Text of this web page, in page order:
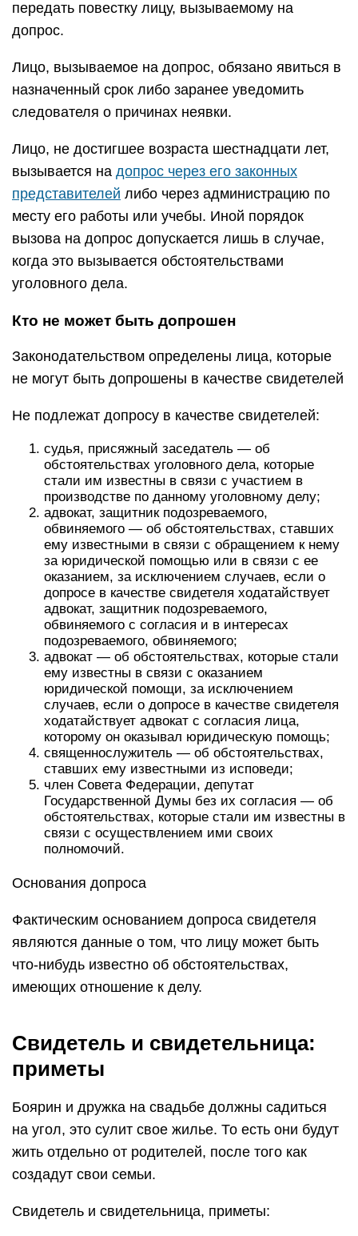
передать повестку лицу, вызываемому на
допрос.
Лицо, вызываемое на допрос, обязано явиться в
назначенный срок либо заранее уведомить
следователя о причинах неявки.
Лицо, не достигшее возраста шестнадцати лет,
вызывается на допрос через его законных
представителей либо через администрацию по
месту его работы или учебы. Иной порядок
вызова на допрос допускается лишь в случае,
когда это вызывается обстоятельствами
уголовного дела.
Кто не может быть допрошен
Законодательством определены лица, которые
не могут быть допрошены в качестве свидетелей
Не подлежат допросу в качестве свидетелей:
судья, присяжный заседатель — об
обстоятельствах уголовного дела, которые
стали им известны в связи с участием в
производстве по данному уголовному делу;
адвокат, защитник подозреваемого,
обвиняемого — об обстоятельствах, ставших
ему известными в связи с обращением к нему
за юридической помощью или в связи с ее
оказанием, за исключением случаев, если о
допросе в качестве свидетеля ходатайствует
адвокат, защитник подозреваемого,
обвиняемого с согласия и в интересах
подозреваемого, обвиняемого;
адвокат — об обстоятельствах, которые стали
ему известны в связи с оказанием
юридической помощи, за исключением
случаев, если о допросе в качестве свидетеля
ходатайствует адвокат с согласия лица,
которому он оказывал юридическую помощь;
священнослужитель — об обстоятельствах,
ставших ему известными из исповеди;
член Совета Федерации, депутат
Государственной Думы без их согласия — об
обстоятельствах, которые стали им известны в
связи с осуществлением ими своих
полномочий.
Основания допроса
Фактическим основанием допроса свидетеля
являются данные о том, что лицу может быть
что-нибудь известно об обстоятельствах,
имеющих отношение к делу.
Свидетель и свидетельница:
приметы
Боярин и дружка на свадьбе должны садиться
на угол, это сулит свое жилье. То есть они будут
жить отдельно от родителей, после того как
создадут свои семьи.
Свидетель и свидетельница, приметы: